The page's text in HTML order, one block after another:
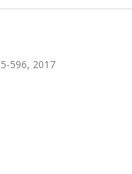
596, 2017